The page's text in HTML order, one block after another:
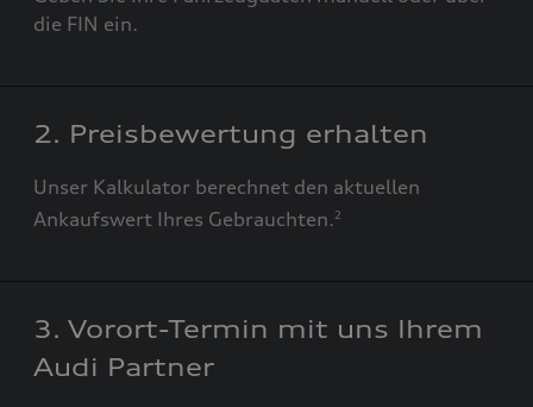
die FIN ein.
2. Preisbewertung erhalten
Unser Kalkulator berechnet den aktuellen
Ankaufswert Ihres Gebrauchten.2
3. Vorort-Termin mit uns Ihrem
Audi Partner